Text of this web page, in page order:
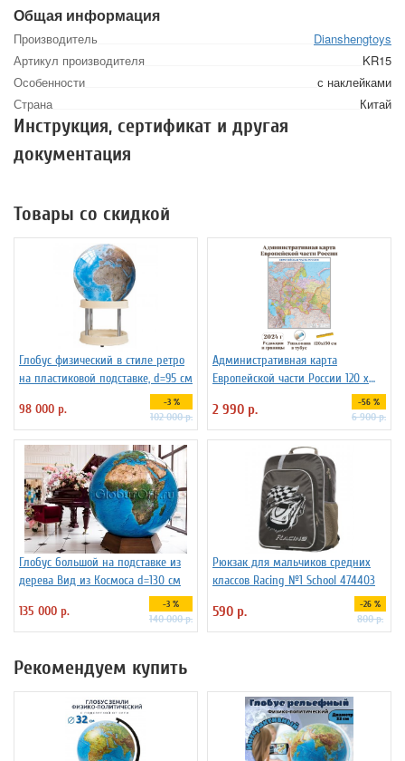
Общая информация
Производитель
Dianshengtoys
Артикул производителя
KR15
Особенности
с наклейками
Страна
Китай
Инструкция, сертификат и другая
документация
Товары со скидкой
Глобус физический в стиле ретро
на пластиковой подставке, d=95 см
98 000 р.
-3 %
102 000 р.
Административная карта
Европейской части России 120 х
2 990 р. -56 %
6 900 р.
Глобус большой на подставке из
дерева Вид из Космоса d=130 см
135 000 р.
-3 %
140 000 р.
Рюкзак для мальчиков средних
классов Racing №1 School 474403
590 р. -26 %
800 р.
Рекомендуем купить